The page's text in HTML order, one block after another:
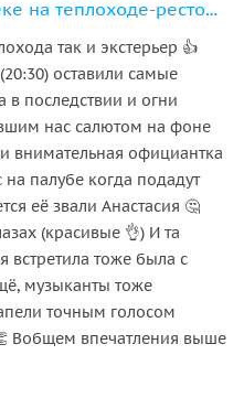
Ройал-круиз по Москве реке на теплоходе-ресторане
так и экстерьер 👍
оставили самые
в последствии и огни
нас салютом на фоне
внимательная официантка
палубе когда подадут
её звали Анастасия 🤔
(красивые 👌) И та
встретила тоже была с
музыканты тоже
точным голосом
Вобщем впечатления выше